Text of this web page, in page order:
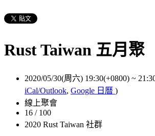
Rust Taiwan 五月聚
2020/05/30(周六) 19:30(+0800) ~
iCal/Outlook, Google 日曆 )
線上聚會
16 / 100
2020 Rust Taiwan 社群